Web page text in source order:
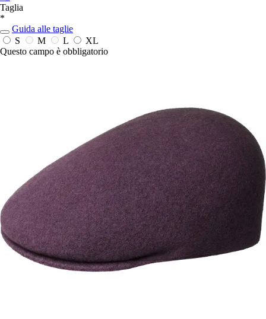
Taglia
*
Guida alle taglie
S
M L
XL
Questo campo è obbligatorio